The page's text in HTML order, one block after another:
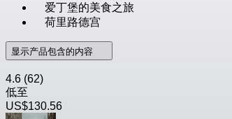
爱丁堡的美食之旅
荷里路德宫
显示产品包含的内容
4.6 (62)
低至
US$130.56